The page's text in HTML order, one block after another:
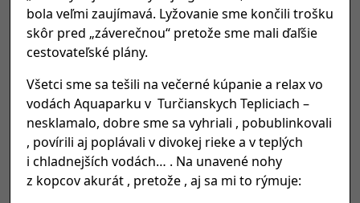
bola veľmi zaujímavá. Lyžovanie sme končili trošku
skôr pred „záverečnou“ pretože sme mali ďaľšie
cestovateľské plány.
Všetci sme sa tešili na večerné kúpanie a relax vo
vodách Aquaparku v Turčianskych Tepliciach –
nesklamalo, dobre sme sa vyhriali , pobublinkovali
, povírili aj poplávali v divokej rieke a v teplých
i chladnejších vodách… . Na unavené nohy
z kopcov akurát , pretože , aj sa mi to rýmuje: